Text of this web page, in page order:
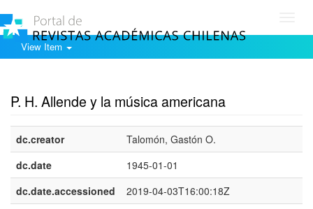
View Item
P. H. Allende y la música americana
dc.creator
Talomón, Gastón O.
dc.date
1945-01-01
dc.date.accessioned
2019-04-03T16:00:18Z